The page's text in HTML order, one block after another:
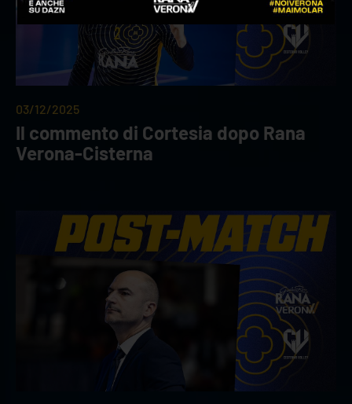
03/12/2025
Il commento di Cortesia dopo Rana
Verona-Cisterna